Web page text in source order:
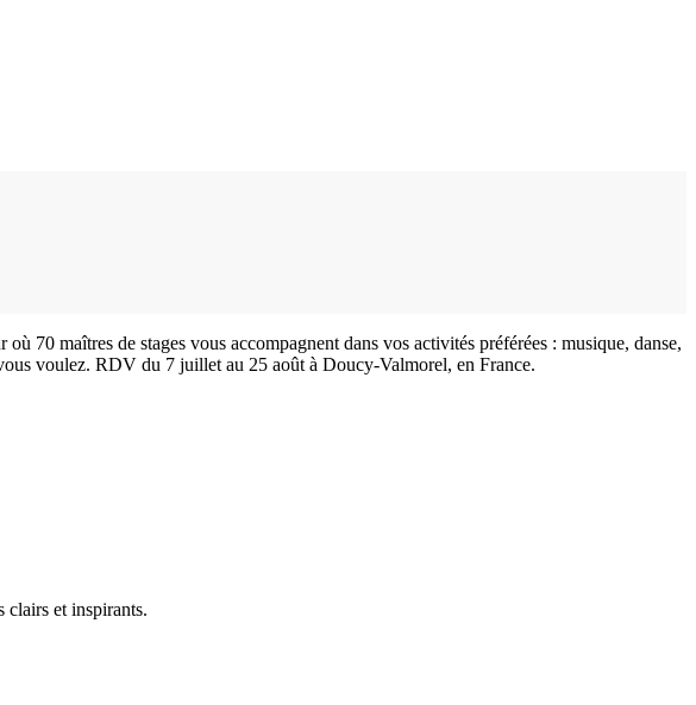
70 maîtres de stages vous accompagnent dans vos activités préférées : musique, danse,
voulez. RDV du 7 juillet au 25 août à Doucy-Valmorel, en France.
clairs et inspirants.